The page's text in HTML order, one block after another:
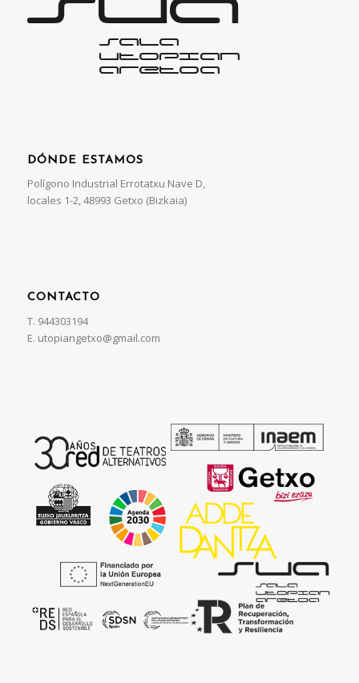
DÓNDE ESTAMOS
Polígono Industrial Errotatxu Nave D,
locales 1-2, 48993 Getxo (Bizkaia)
CONTACTO
T. 944303194
E. utopiangetxo@gmail.com